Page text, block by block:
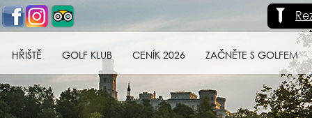
HŘIŠTĚ GOLF KLUB CENÍK 2026 ZAČNĚTE S GOLFEM